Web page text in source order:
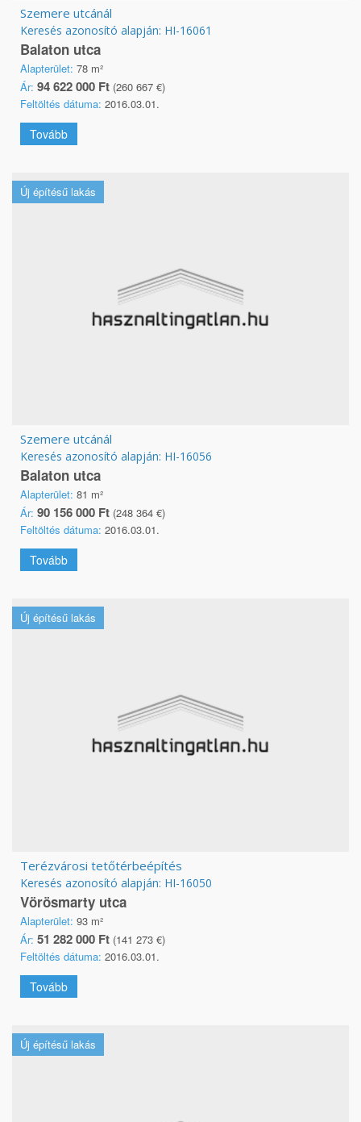
Szemere utcánál
Keresés azonosító alapján: HI-16061
Balaton utca
Alapterület: 78 m²
Ár: 94 622 000 Ft (260 667 €)
Feltöltés dátuma: 2016.03.01.
Tovább
Új építésű lakás
Szemere utcánál
Keresés azonosító alapján: HI-16056
Balaton utca
Alapterület: 81 m²
Ár: 90 156 000 Ft (248 364 €)
Feltöltés dátuma: 2016.03.01.
Tovább
Új építésű lakás
Terézvárosi tetőtérbeépítés
Keresés azonosító alapján: HI-16050
Vörösmarty utca
Alapterület: 93 m²
Ár: 51 282 000 Ft (141 273 €)
Feltöltés dátuma: 2016.03.01.
Tovább
Új építésű lakás